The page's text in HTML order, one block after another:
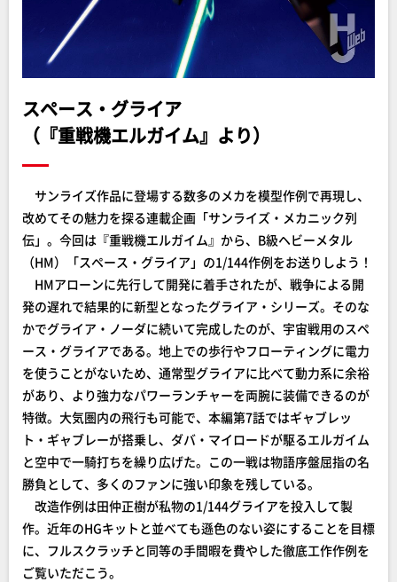
スペース・グライア
（『重戦機エルガイム』より）
サンライズ作品に登場する数多のメカを模型作例で再現し、
改めてその魅力を探る連載企画「サンライズ・メカニック列
伝」。今回は『重戦機エルガイム』から、B級ヘビーメタル
（HM）「スペース・グライア」の1/144作例をお送りしよう！
HMアローンに先行して開発に着手されたが、戦争による開
発の遅れで結果的に新型となったグライア・シリーズ。そのな
かでグライア・ノーダに続いて完成したのが、宇宙戦用のスペ
ース・グライアである。地上での歩行やフローティングに電力
を使うことがないため、通常型グライアに比べて動力系に余裕
があり、より強力なパワーランチャーを両腕に装備できるのが
特徴。大気圏内の飛行も可能で、本編第7話ではギャブレッ
ト・ギャブレーが搭乗し、ダバ・マイロードが駆るエルガイム
と空中で一騎打ちを繰り広げた。この一戦は物語序盤屈指の名
勝負として、多くのファンに強い印象を残している。
改造作例は田仲正樹が私物の1/144グライアを投入して製
作。近年のHGキットと並べても遜色のない姿にすることを目標
に、フルスクラッチと同等の手間暇を費やした徹底工作作例を
ご覧いただこう。